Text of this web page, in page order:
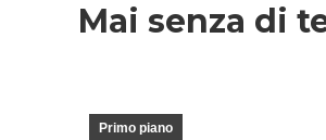
Mai senza di
Primo piano